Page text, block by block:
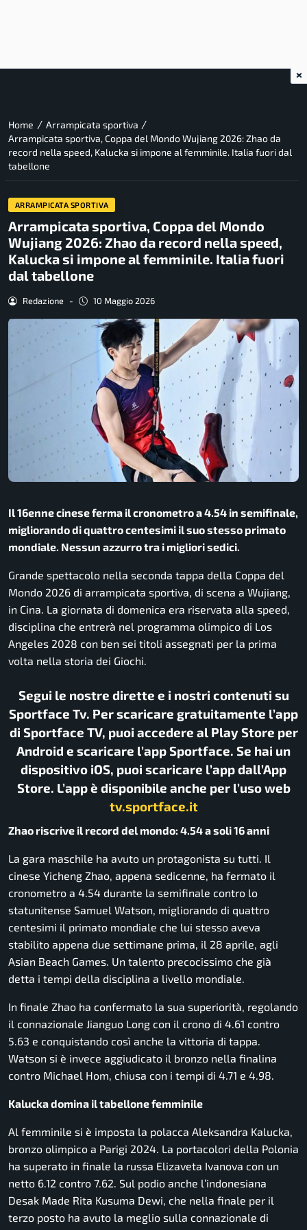
Home / Arrampicata sportiva /
Arrampicata sportiva, Coppa del Mondo Wujiang 2026: Zhao da
record nella speed, Kalucka si impone al femminile. Italia fuori dal
tabellone
ARRAMPICATA SPORTIVA
Arrampicata sportiva, Coppa del Mondo
Wujiang 2026: Zhao da record nella speed,
Kalucka si impone al femminile. Italia fuori
dal tabellone
Redazione - 10 Maggio 2026
Il 16enne cinese ferma il cronometro a 4.54 in semifinale,
migliorando di quattro centesimi il suo stesso primato
mondiale. Nessun azzurro tra i migliori sedici.
Grande spettacolo nella seconda tappa della Coppa del
Mondo 2026 di arrampicata sportiva, di scena a Wujiang,
in Cina. La giornata di domenica era riservata alla speed,
disciplina che entrerà nel programma olimpico di Los
Angeles 2028 con ben sei titoli assegnati per la prima
volta nella storia dei Giochi.
Segui le nostre dirette e i nostri contenuti su
Sportface Tv. Per scaricare gratuitamente l’app
di Sportface TV, puoi accedere al Play Store per
Android e scaricare l’app Sportface. Se hai un
dispositivo iOS, puoi scaricare l’app dall’App
Store. L’app è disponibile anche per l’uso web
tv.sportface.it
Zhao riscrive il record del mondo: 4.54 a soli 16 anni
La gara maschile ha avuto un protagonista su tutti. Il
cinese Yicheng Zhao, appena sedicenne, ha fermato il
cronometro a 4.54 durante la semifinale contro lo
statunitense Samuel Watson, migliorando di quattro
centesimi il primato mondiale che lui stesso aveva
stabilito appena due settimane prima, il 28 aprile, agli
Asian Beach Games. Un talento precocissimo che già
detta i tempi della disciplina a livello mondiale.
In finale Zhao ha confermato la sua superiorità, regolando
il connazionale Jianguo Long con il crono di 4.61 contro
5.63 e conquistando così anche la vittoria di tappa.
Watson si è invece aggiudicato il bronzo nella finalina
contro Michael Hom, chiusa con i tempi di 4.71 e 4.98.
Kalucka domina il tabellone femminile
Al femminile si è imposta la polacca Aleksandra Kalucka,
bronzo olimpico a Parigi 2024. La portacolori della Polonia
ha superato in finale la russa Elizaveta Ivanova con un
netto 6.12 contro 7.62. Sul podio anche l’indonesiana
Desak Made Rita Kusuma Dewi, che nella finale per il
terzo posto ha avuto la meglio sulla connazionale di
×